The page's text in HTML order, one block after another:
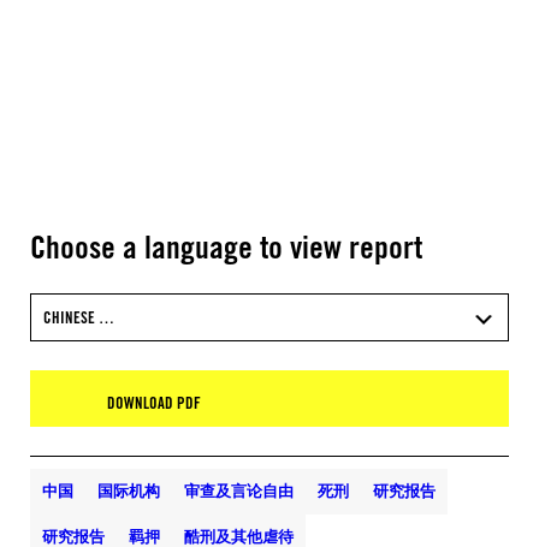
Choose a language to view report
CHINESE …
DOWNLOAD PDF
中国 国际机构 审查及言论自由 死刑 研究报告
研究报告 羁押 酷刑及其他虐待